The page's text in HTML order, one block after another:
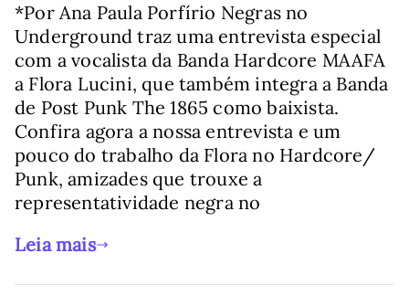
*Por Ana Paula Porfírio Negras no
Underground traz uma entrevista especial
com a vocalista da Banda Hardcore MAAFA
a Flora Lucini, que também integra a Banda
de Post Punk The 1865 como baixista.
Confira agora a nossa entrevista e um
pouco do trabalho da Flora no Hardcore/
Punk, amizades que trouxe a
representatividade negra no
Leia mais